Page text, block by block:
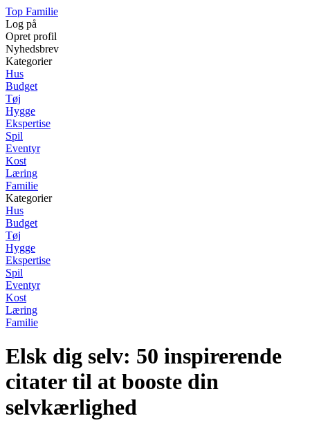
Top Familie
Log på
Opret profil
Nyhedsbrev
Kategorier
Hus
Budget
Tøj
Hygge
Ekspertise
Spil
Eventyr
Kost
Læring
Familie
Kategorier
Hus
Budget
Tøj
Hygge
Ekspertise
Spil
Eventyr
Kost
Læring
Familie
Elsk dig selv: 50 inspirerende
citater til at booste din
selvkærlighed